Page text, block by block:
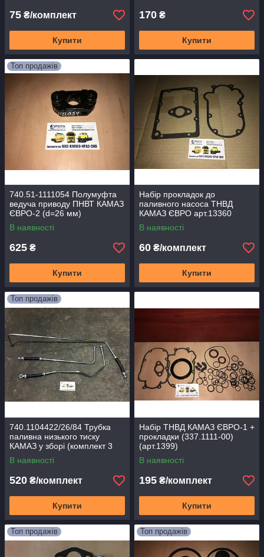
75 ₴/комплект
Купити
170 ₴
Купити
Топ продажів
740.51-1111054 Полумуфта
ведуча приводу ПНВТ КАМАЗ
ЄВРО-2 (d=26 мм)
В наявності
625 ₴
Купити
Набір прокладок до
паливного насоса ТНВД
КАМАЗ ЄВРО арт.13360
В наявності
60 ₴/комплект
Купити
Топ продажів
740.1104422/26/84 Трубка
паливна низького тиску
КАМАЗ у зборі (комплект 3
шт.)
В наявності
520 ₴/комплект
Купити
Набір ТНВД КАМАЗ ЄВРО-1 +
прокладки (337.1111-00)
(арт.1399)
В наявності
195 ₴/комплект
Купити
Топ продажів Топ продажів